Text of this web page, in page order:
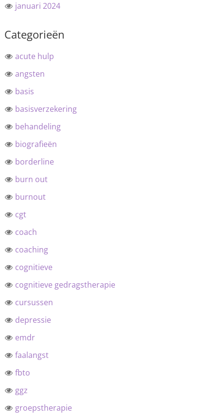
januari 2024
Categorieën
acute hulp
angsten
basis
basisverzekering
behandeling
biografieën
borderline
burn out
burnout
cgt
coach
coaching
cognitieve
cognitieve gedragstherapie
cursussen
depressie
emdr
faalangst
fbto
ggz
groepstherapie